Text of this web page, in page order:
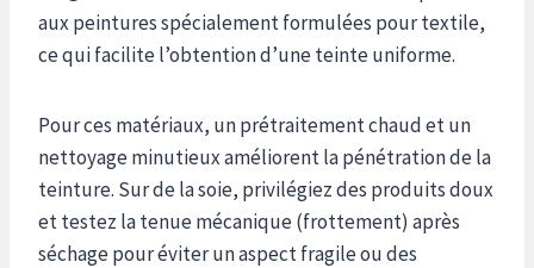
aux peintures spécialement formulées pour textile,
ce qui facilite l’obtention d’une teinte uniforme.
Pour ces matériaux, un prétraitement chaud et un
nettoyage minutieux améliorent la pénétration de la
teinture. Sur de la soie, privilégiez des produits doux
et testez la tenue mécanique (frottement) après
séchage pour éviter un aspect fragile ou des